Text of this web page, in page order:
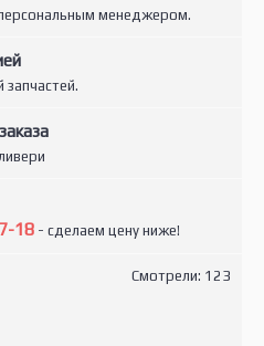
менеджером.
18 - сделаем цену ниже!
Смотрели: 123